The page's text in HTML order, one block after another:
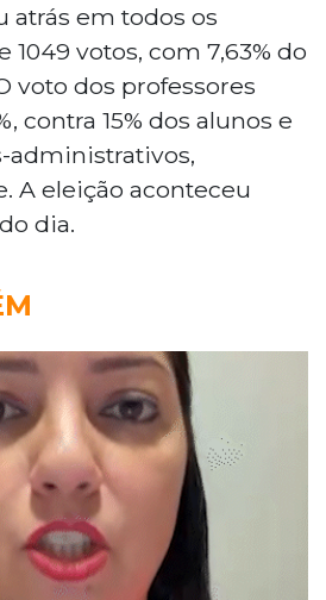
atrás em todos os
1049 votos, com 7,63% do
voto dos professores
contra 15% dos alunos e
administrativos,
A eleição aconteceu
dia.